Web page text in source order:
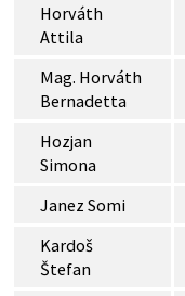
Horváth
Attila
Mag. Horváth
Bernadetta
Hozjan
Simona
Janez Somi
Kardoš
Štefan